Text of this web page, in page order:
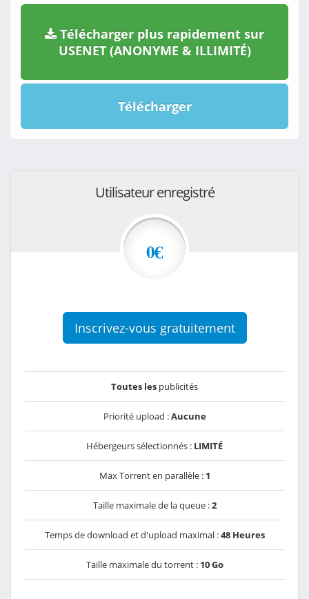
Télécharger plus rapidement sur
USENET (ANONYME & ILLIMITÉ)
Télécharger
Utilisateur enregistré
0€
Inscrivez-vous gratuitement
Toutes les publicités
Priorité upload :Aucune
Hébergeurs sélectionnés : LIMITÉ
Max Torrent en parallèle : 1
Taille maximale de la queue :2
Temps de download et d'upload maximal :48 Heures
Taille maximale du torrent : 10 Go